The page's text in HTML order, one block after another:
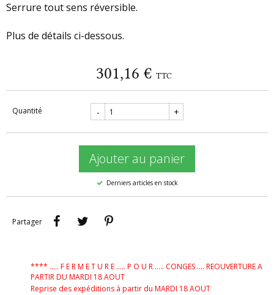
Serrure tout sens réversible.
Plus de détails ci-dessous.
301,16 € TTC
Quantité - +
Ajouter au panier
Derniers articles en stock
Partager
Partager Tweet
**** ..... F E R M E T U R E ..... P O U R ..... CONGES .... REOUVERTURE A
PARTIR DU MARDI 18 AOUT
Reprise des expéditions à partir du MARDI 18 AOUT